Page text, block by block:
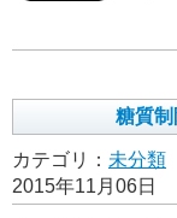
糖質
カテゴリ： 未分類
2015年11月06日